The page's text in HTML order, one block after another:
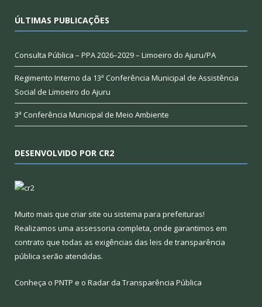
ÚLTIMAS PUBLICAÇÕES
Consulta Pública – PPA 2026–2029 – Limoeiro do Ajuru/PA
Regimento Interno da 13ª Conferência Municipal de Assistência
Social de Limoeiro do Ajuru
3ª Conferência Municipal de Meio Ambiente
DESENVOLVIDO POR CR2
Muito mais que criar site ou sistema para prefeituras!
Realizamos uma assessoria completa, onde garantimos em
contrato que todas as exigências das leis de transparência
pública serão atendidas.
Conheça o PNTP e o Radar da Transparência Pública